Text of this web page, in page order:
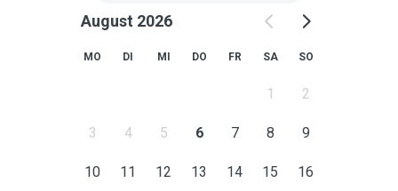
August 2026
MO DI MI DO FR SA SO
1 2
3 4 5 6 7 8 9
10 11 12 13 14 15 16